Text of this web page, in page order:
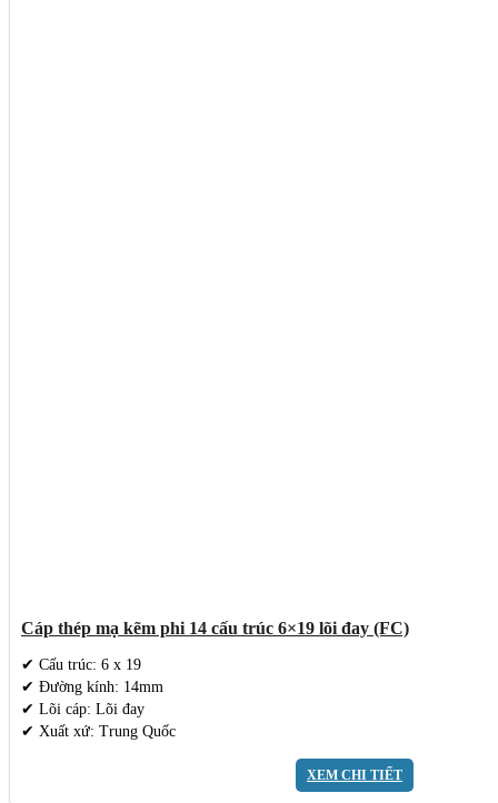
Cáp thép mạ kẽm phi 14 cấu trúc 6×19 lõi đay (FC)
✔ Cấu trúc: 6 x 19
✔ Đường kính: 14mm
✔ Lõi cáp: Lõi đay
✔ Xuất xứ: Trung Quốc
XEM CHI TIẾT